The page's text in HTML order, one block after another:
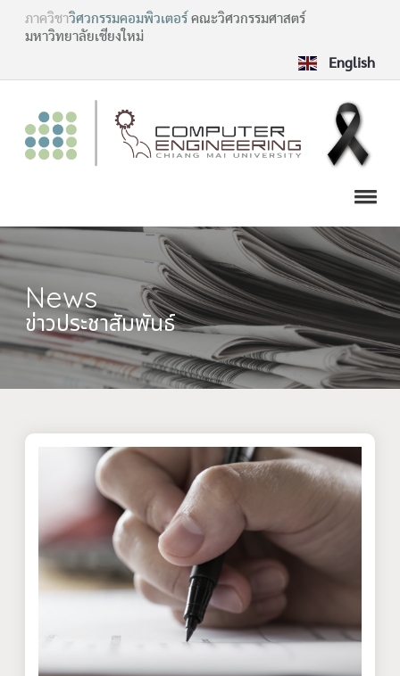
ภาควิชาวิศวกรรมคอมพิวเตอร์ คณะวิศวกรรมศาสตร์
มหาวิทยาลัยเชียงใหม่
English
News
ข่าวประชาสัมพันธ์